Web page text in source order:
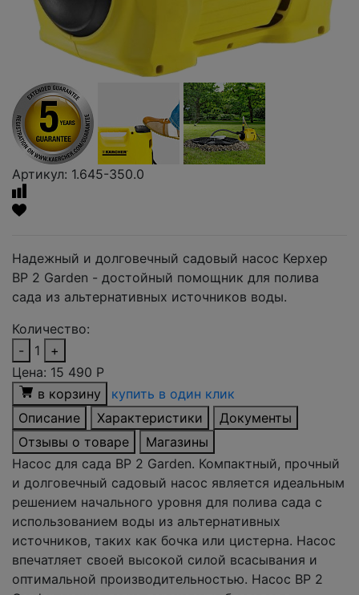
Артикул: 1.645-350.0
Надежный и долговечный садовый насос Керхер
BP 2 Garden - достойный помощник для полива
сада из альтернативных источников воды.
Количество:
-
1
+
Цена: 15 490 Р
в корзину
купить в один клик
Описание
Характеристики
Документы
Отзывы о товаре
Магазины
Насос для сада BP 2 Garden. Компактный, прочный
и долговечный садовый насос является идеальным
решением начального уровня для полива сада с
использованием воды из альтернативных
источников, таких как бочка или цистерна. Насос
впечатляет своей высокой силой всасывания и
оптимальной производительностью. Насос ВР 2